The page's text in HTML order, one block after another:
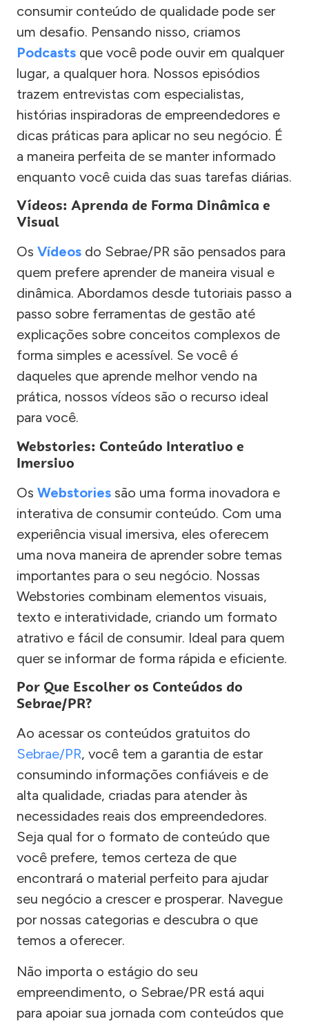
consumir conteúdo de qualidade pode ser
um desafio. Pensando nisso, criamos
Podcasts que você pode ouvir em qualquer
lugar, a qualquer hora. Nossos episódios
trazem entrevistas com especialistas,
histórias inspiradoras de empreendedores e
dicas práticas para aplicar no seu negócio. É
a maneira perfeita de se manter informado
enquanto você cuida das suas tarefas diárias.
Vídeos: Aprenda de Forma Dinâmica e
Visual
Os Vídeos do Sebrae/PR são pensados para
quem prefere aprender de maneira visual e
dinâmica. Abordamos desde tutoriais passo a
passo sobre ferramentas de gestão até
explicações sobre conceitos complexos de
forma simples e acessível. Se você é
daqueles que aprende melhor vendo na
prática, nossos vídeos são o recurso ideal
para você.
Webstories: Conteúdo Interativo e
Imersivo
Os Webstories são uma forma inovadora e
interativa de consumir conteúdo. Com uma
experiência visual imersiva, eles oferecem
uma nova maneira de aprender sobre temas
importantes para o seu negócio. Nossas
Webstories combinam elementos visuais,
texto e interatividade, criando um formato
atrativo e fácil de consumir. Ideal para quem
quer se informar de forma rápida e eficiente.
Por Que Escolher os Conteúdos do
Sebrae/PR?
Ao acessar os conteúdos gratuitos do
Sebrae/PR, você tem a garantia de estar
consumindo informações confiáveis e de
alta qualidade, criadas para atender às
necessidades reais dos empreendedores.
Seja qual for o formato de conteúdo que
você prefere, temos certeza de que
encontrará o material perfeito para ajudar
seu negócio a crescer e prosperar. Navegue
por nossas categorias e descubra o que
temos a oferecer.
Não importa o estágio do seu
empreendimento, o Sebrae/PR está aqui
para apoiar sua jornada com conteúdos que